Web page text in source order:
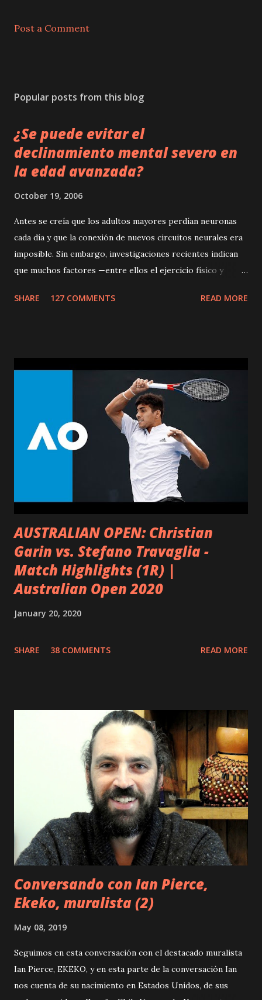
Post a Comment
Popular posts from this blog
¿Se puede evitar el
declinamiento mental severo en
la edad avanzada?
October 19, 2006
Antes se creía que los adultos mayores perdían neuronas
cada día y que la conexión de nuevos circuitos neurales era
imposible. Sin embargo, investigaciones recientes indican
que muchos factores —entre ellos el ejercicio físico y
esta manera ayudar a mantener una efectiva lucidez mental.
productiva, debido a que la experiencia y sabiduría de la
gente mayor puede contrarrestar ese declinamiento. La
investigación sugiere que la gente que le pone nuevos
retos a su cerebro, tiene más probabilidad de mantener la
función mental activa cuando envejece, y que incluso puede
alejar el riesgo de Alzheimer. Por otra parte, dado que la
actividad física reduce el estrés y la depresión actúa como
un protector de las funciones cerebrales. Los estudios
realizados en personas centenarias, s...
SHARE 127 COMMENTS READ MORE
AUSTRALIAN OPEN: Christian
Garin vs. Stefano Travaglia -
Match Highlights (1R) |
Australian Open 2020
January 20, 2020
SHARE 38 COMMENTS READ MORE
Conversando con Ian Pierce,
Ekeko, muralista (2)
May 08, 2019
Seguimos en esta conversación con el destacado muralista
Ian Pierce, EKEKO, y en esta parte de la conversación Ian
nos cuenta de su nacimiento en Estados Unidos, de sus